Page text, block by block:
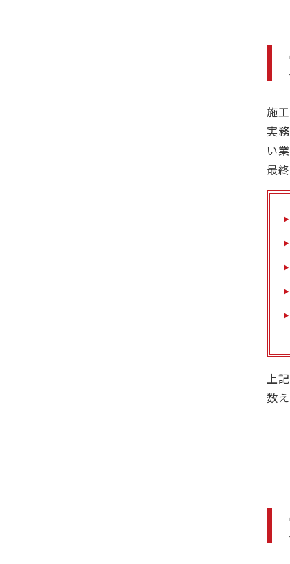
施
実
い
最
上
数